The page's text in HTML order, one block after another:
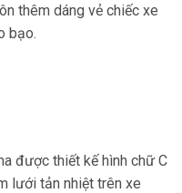
thêm dáng vẻ chiếc xe
bạo.
được thiết kế hình chữ C
lưới tản nhiệt trên xe